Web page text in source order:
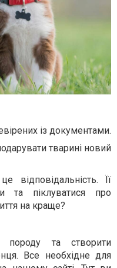
із документами.
тварині новий
відповідальність. Її
та піклуватися про
на краще?
породу та створити
Все необхідне для